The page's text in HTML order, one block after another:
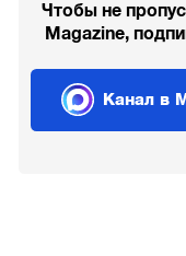
Чтобы не
Magazine,
Канал в